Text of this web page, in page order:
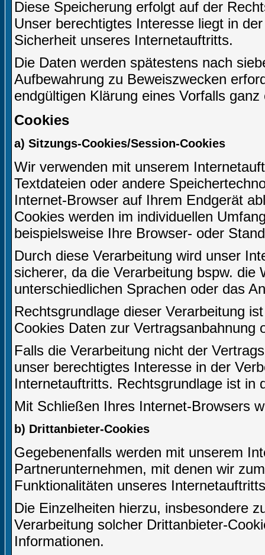
Diese Speicherung erfolgt auf der
Unser berechtigtes Interesse liegt in
Sicherheit unseres Internetauftritts.
Die Daten werden spätestens nach
Aufbewahrung zu Beweiszwecken
endgültigen Klärung eines Vorfalls
Cookies
a) Sitzungs-Cookies/Session-Cookies
Wir verwenden mit unserem
Textdateien oder andere
Internet-Browser auf Ihrem Endgerät
Cookies werden im individuellen
beispielsweise Ihre Browser- oder
Durch diese Verarbeitung wird unser
sicherer, da die Verarbeitung bspw.
unterschiedlichen Sprachen oder das
Rechtsgrundlage dieser Verarbeitung
Cookies Daten zur Vertragsanbahnung
Falls die Verarbeitung nicht der
unser berechtigtes Interesse in der
Internetauftritts. Rechtsgrundlage ist in
Mit Schließen Ihres Internet-Browsers
b) Drittanbieter-Cookies
Gegebenenfalls werden mit unserem
Partnerunternehmen, mit denen wir
Funktionalitäten unseres
Die Einzelheiten hierzu, insbesondere
Verarbeitung solcher Drittanbieter-
Informationen.